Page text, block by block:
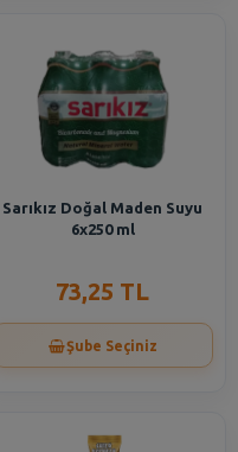
Sarıkız Doğal Maden Suyu
6x250 ml
73,25 TL
Şube Seçiniz